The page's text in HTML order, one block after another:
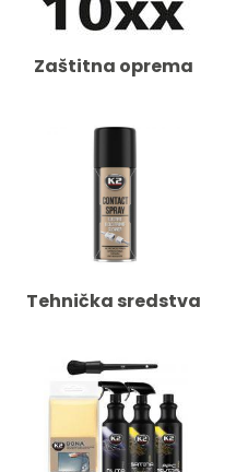
Zaštitna oprema
Tehnička sredstva